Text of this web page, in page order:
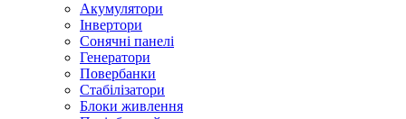
Акумулятори
Інвертори
Сонячні панелі
Генератори
Повербанки
Стабілізатори
Блоки живлення